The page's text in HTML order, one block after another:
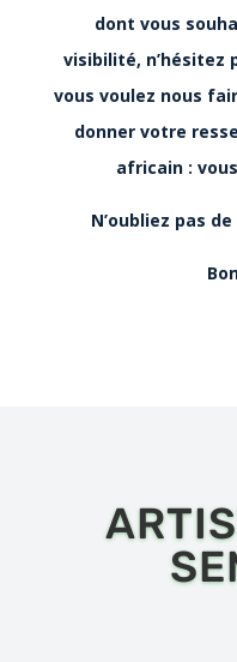
dont vous
visibilité, n’hésitez
vous voulez nous
donner votre
africain :
N’oubliez pas